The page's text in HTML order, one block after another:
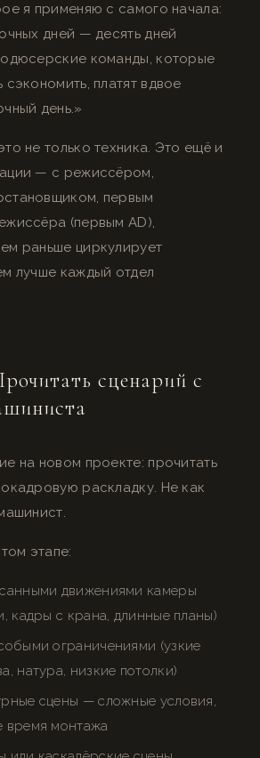
я применяю с самого начала:
дней — десять дней
команды, которые
сэкономить, платят вдвое
день.»
не только техника. Это ещё и
— с режиссёром,
первым
(первым AD),
раньше циркулирует
лучше каждый отдел
сценарий с
на новом проекте: прочитать
раскладку. Не как
этапе:
движениями камеры
кадры с крана, длинные планы)
ограничениями (узкие
натура, низкие потолки)
сцены — сложные условия,
время монтажа